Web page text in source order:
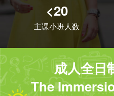
<20
主课小班人数
成人全日
The